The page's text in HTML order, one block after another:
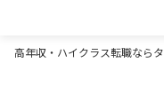
高年収・ハイクラス転職なら